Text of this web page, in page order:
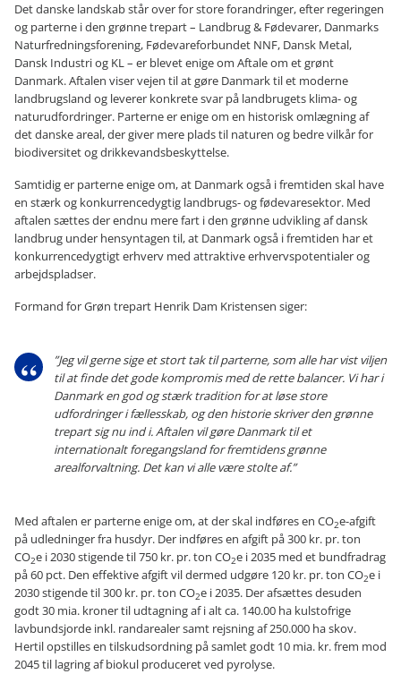
Det danske landskab står over for store forandringer, efter regeringen
og parterne i den grønne trepart – Landbrug & Fødevarer, Danmarks
Naturfredningsforening, Fødevareforbundet NNF, Dansk Metal,
Dansk Industri og KL – er blevet enige om Aftale om et grønt
Danmark. Aftalen viser vejen til at gøre Danmark til et moderne
landbrugsland og leverer konkrete svar på landbrugets klima- og
naturudfordringer. Parterne er enige om en historisk omlægning af
det danske areal, der giver mere plads til naturen og bedre vilkår for
biodiversitet og drikkevandsbeskyttelse.
Samtidig er parterne enige om, at Danmark også i fremtiden skal have
en stærk og konkurrencedygtig landbrugs- og fødevaresektor. Med
aftalen sættes der endnu mere fart i den grønne udvikling af dansk
landbrug under hensyntagen til, at Danmark også i fremtiden har et
konkurrencedygtigt erhverv med attraktive erhvervspotentialer og
arbejdspladser.
Formand for Grøn trepart Henrik Dam Kristensen siger:
”Jeg vil gerne sige et stort tak til parterne, som alle har vist viljen
til at finde det gode kompromis med de rette balancer. Vi har i
Danmark en god og stærk tradition for at løse store
udfordringer i fællesskab, og den historie skriver den grønne
trepart sig nu ind i. Aftalen vil gøre Danmark til et
internationalt foregangsland for fremtidens grønne
arealforvaltning. Det kan vi alle være stolte af.”
Med aftalen er parterne enige om, at der skal indføres en CO2e-afgift
på udledninger fra husdyr. Der indføres en afgift på 300 kr. pr. ton
CO2e i 2030 stigende til 750 kr. pr. ton CO2e i 2035 med et bundfradrag
på 60 pct. Den effektive afgift vil dermed udgøre 120 kr. pr. ton CO2e i
2030 stigende til 300 kr. pr. ton CO2e i 2035. Der afsættes desuden
godt 30 mia. kroner til udtagning af i alt ca. 140.00 ha kulstofrige
lavbundsjorde inkl. randarealer samt rejsning af 250.000 ha skov.
Hertil opstilles en tilskudsordning på samlet godt 10 mia. kr. frem mod
2045 til lagring af biokul produceret ved pyrolyse.